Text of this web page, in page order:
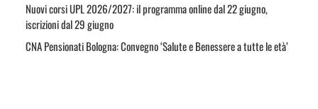
Nuovi corsi UPL 2026/2027: il programma online dal 22 giugno,
iscrizioni dal 29 giugno
CNA Pensionati Bologna: Convegno ‘Salute e Benessere a tutte le età’